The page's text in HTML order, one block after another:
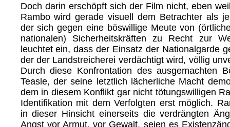
Doch darin erschöpft sich der Film nicht, eben
Rambo wird gerade visuell dem Betrachter als
der sich gegen eine böswillige Meute von
nationalen) Sicherheitskräften zu Recht zur
leuchtet ein, dass der Einsatz der Nationalgarde
der der Landstreicherei verdächtigt wird, völlig
Durch diese Konfrontation des ausgemachten
Teasle, der seine letztlich lächerliche Macht
dem in diesem Konflikt gar nicht tötungswilligen
Identifikation mit dem Verfolgten erst möglich.
in dieser Hinsicht einerseits die verdrängten
Angst vor Armut, vor Gewalt, seien es